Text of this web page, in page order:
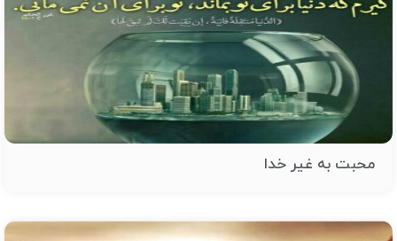
محبت به غیر خدا